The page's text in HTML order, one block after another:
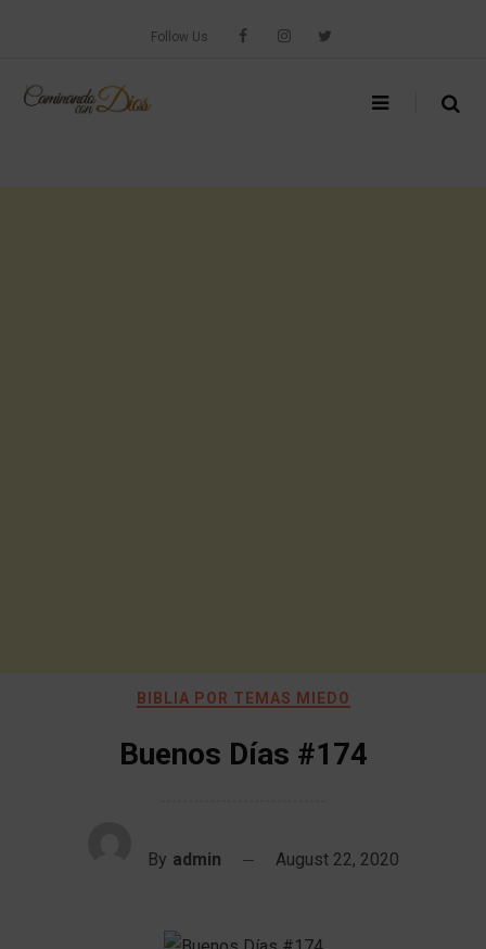
Follow Us
BIBLIA POR TEMAS MIEDO
Buenos Días #174
By admin August 22, 2020